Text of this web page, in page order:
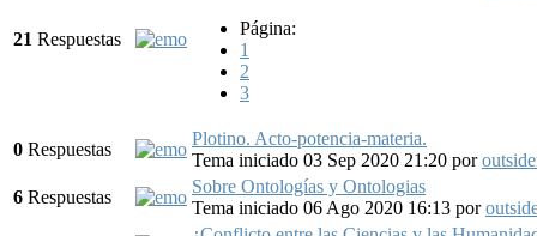
21 Respuestas
Página:
1
2
3
0 Respuestas
Plotino. Acto-potencia-materia.
Tema iniciado 03 Sep 2020 21:20 por
6 Respuestas
Sobre Ontologías y Ontologias
Tema iniciado 06 Ago 2020 16:13 por